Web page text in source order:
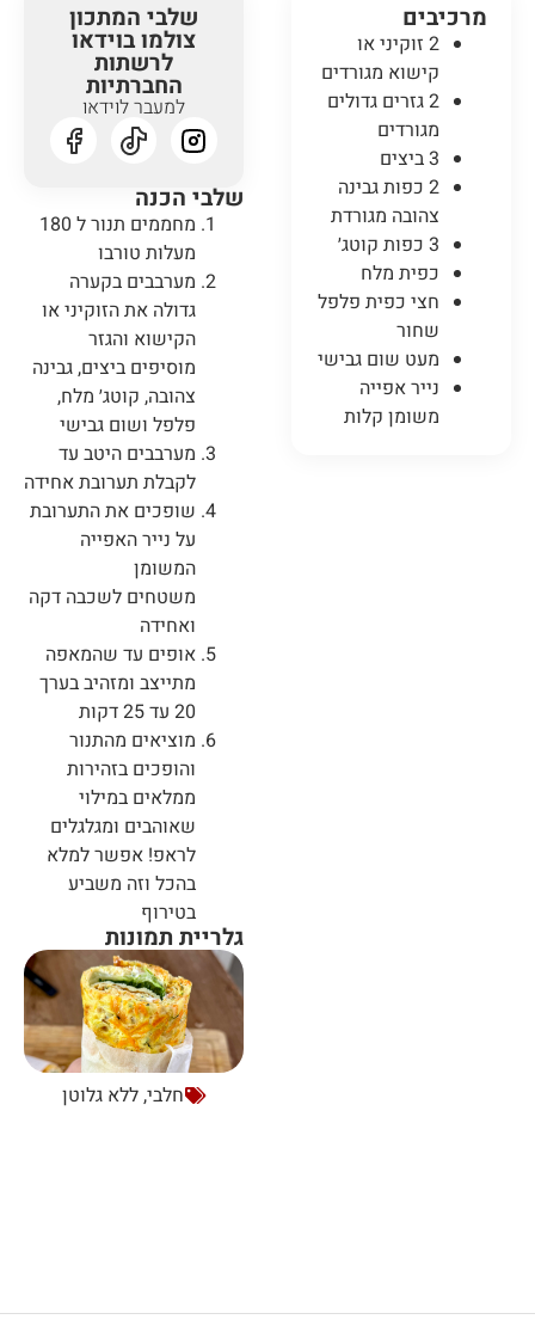
מרכיבים
2 זוקיני או
קישוא מגורדים
2 גזרים גדולים
מגורדים
3 ביצים
2 כפות גבינה
צהובה מגורדת
3 כפות קוטג׳
כפית מלח
חצי כפית פלפל
שחור
מעט שום גבישי
נייר אפייה
משומן קלות
שלבי המתכון
צולמו בוידאו
לרשתות
החברתיות
למעבר לוידאו
שלבי הכנה
מחממים תנור ל 180
מעלות טורבו
מערבבים בקערה
גדולה את הזוקיני או
הקישוא והגזר
מוסיפים ביצים, גבינה
צהובה, קוטג׳ מלח,
פלפל ושום גבישי
מערבבים היטב עד
לקבלת תערובת אחידה
שופכים את התערובת
על נייר האפייה
המשומן
משטחים לשכבה דקה
ואחידה
אופים עד שהמאפה
מתייצב ומזהיב בערך
20 עד 25 דקות
מוציאים מהתנור
והופכים בזהירות
ממלאים במילוי
שאוהבים ומגלגלים
לראפ! אפשר למלא
בהכל וזה משביע
בטירוף
גלריית תמונות
חלבי,ללא גלוטן